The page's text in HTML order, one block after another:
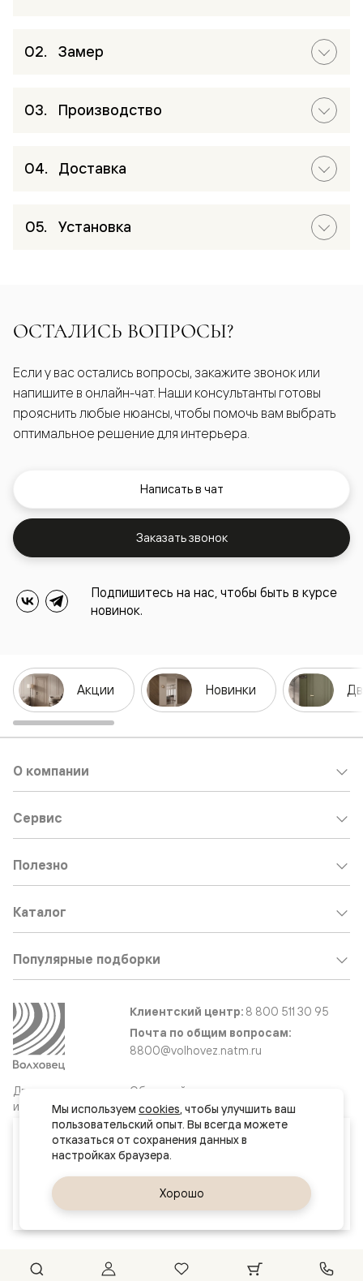
Ваш город
Якутск
Замер
Производство
Доставка
Установка
ОСТАЛИСЬ ВОПРОСЫ?
Если у вас остались вопросы, закажите звонок или
напишите в онлайн-чат. Наши консультанты готовы
прояснить любые нюансы, чтобы помочь вам выбрать
оптимальное решение для интерьера.
Написать в чат
Заказать звонок
Подпишитесь на нас, чтобы быть в курсе
новинок.
Акции Новинки
Двери
и интерьерные
решения
О компании
Сервис
Полезно
Каталог
Популярные подборки
Клиентский центр: 8 800 511 30 95
Почта по общим вопросам:
8800@volhovez.natm.ru
Обратный звонок
Сайт не является публичной офертой
Правовая информация
Мы используем cookies, чтобы улучшить ваш
пользовательский опыт. Вы всегда можете
отказаться от сохранения данных в
Хорошо